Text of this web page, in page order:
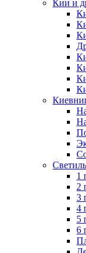
Кии и
1
2
3
4
5
6